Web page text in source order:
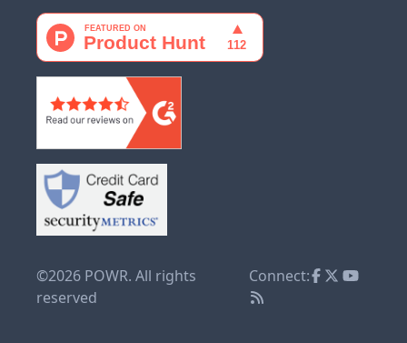
©2026 POWR. All rights
reserved
Connect: